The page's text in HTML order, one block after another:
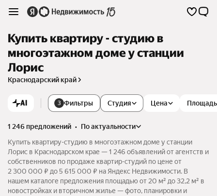
Купить квартиру - студию в
многоэтажном доме у станции
Лорис
Краснодарский край
AI 3 Фильтры Студия Цена Площадь
1 246 предложений •
по актуальности
Купить квартиру-студию в многоэтажном доме у станции
Лорис в Краснодарском крае — 1 246 объявлений от агентств и
собственников по продаже квартир-студий по цене от
2 300 000 ₽ до 5 615 000 ₽ на Яндекс Недвижимости. В
нашем каталоге предложения площадью от 20 м² до 32,2 м² в
новостройках и вторичном жилье — фото, планировки и